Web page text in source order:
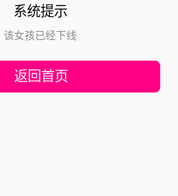
系统提示
该女孩已经下线
返回首页